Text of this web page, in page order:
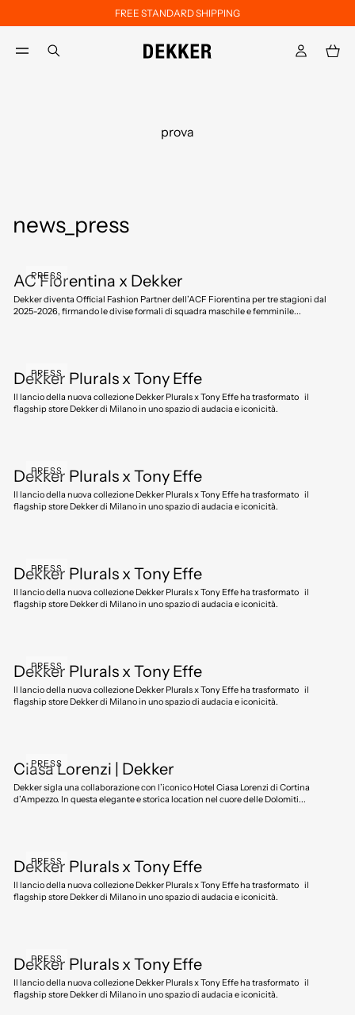
FREE STANDARD SHIPPING
prova
news_press
PRESS
AC Fiorentina x Dekker
Dekker diventa Official Fashion Partner dell’ACF Fiorentina per tre stagioni dal
2025-2026, firmando le divise formali di squadra maschile e femminile...
PRESS
Dekker Plurals x Tony Effe
Il lancio della nuova collezione Dekker Plurals x Tony Effe ha trasformato il
flagship store Dekker di Milano in uno spazio di audacia e iconicità.
PRESS
Dekker Plurals x Tony Effe
Il lancio della nuova collezione Dekker Plurals x Tony Effe ha trasformato il
flagship store Dekker di Milano in uno spazio di audacia e iconicità.
PRESS
Dekker Plurals x Tony Effe
Il lancio della nuova collezione Dekker Plurals x Tony Effe ha trasformato il
flagship store Dekker di Milano in uno spazio di audacia e iconicità.
PRESS
Dekker Plurals x Tony Effe
Il lancio della nuova collezione Dekker Plurals x Tony Effe ha trasformato il
flagship store Dekker di Milano in uno spazio di audacia e iconicità.
PRESS
Ciasa Lorenzi | Dekker
Dekker sigla una collaborazione con l’iconico Hotel Ciasa Lorenzi di Cortina
d’Ampezzo. In questa elegante e storica location nel cuore delle Dolomiti...
PRESS
Dekker Plurals x Tony Effe
Il lancio della nuova collezione Dekker Plurals x Tony Effe ha trasformato il
flagship store Dekker di Milano in uno spazio di audacia e iconicità.
PRESS
Dekker Plurals x Tony Effe
Il lancio della nuova collezione Dekker Plurals x Tony Effe ha trasformato il
flagship store Dekker di Milano in uno spazio di audacia e iconicità.